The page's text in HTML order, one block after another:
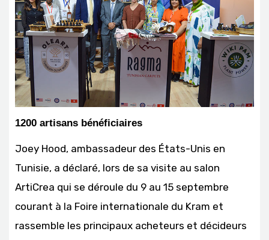
1200 artisans bénéficiaires
Joey Hood, ambassadeur des États-Unis en
Tunisie, a déclaré, lors de sa visite au salon
ArtiCrea qui se déroule du 9 au 15 septembre
courant à la Foire internationale du Kram et
rassemble les principaux acheteurs et décideurs